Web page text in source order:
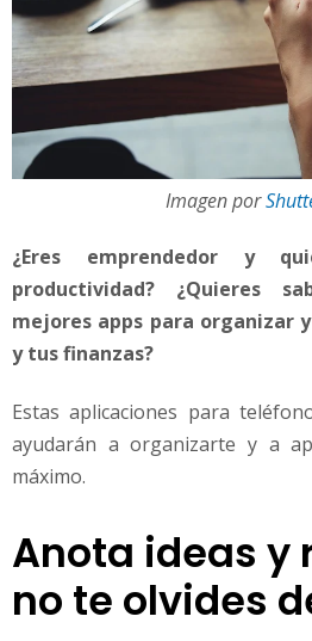
Imagen por
¿Eres emprendedor y
productividad? ¿Quieres
mejores apps para organizar
y tus finanzas?
Estas aplicaciones para
ayudarán a organizarte y a
máximo.
Anota ideas y
no te olvides